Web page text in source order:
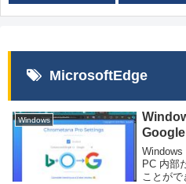
MicrosoftEdge
Windows
Windows
PC 内部
ことがで